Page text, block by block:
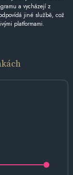
a vycházejí z
jiné službě, což
platformami.